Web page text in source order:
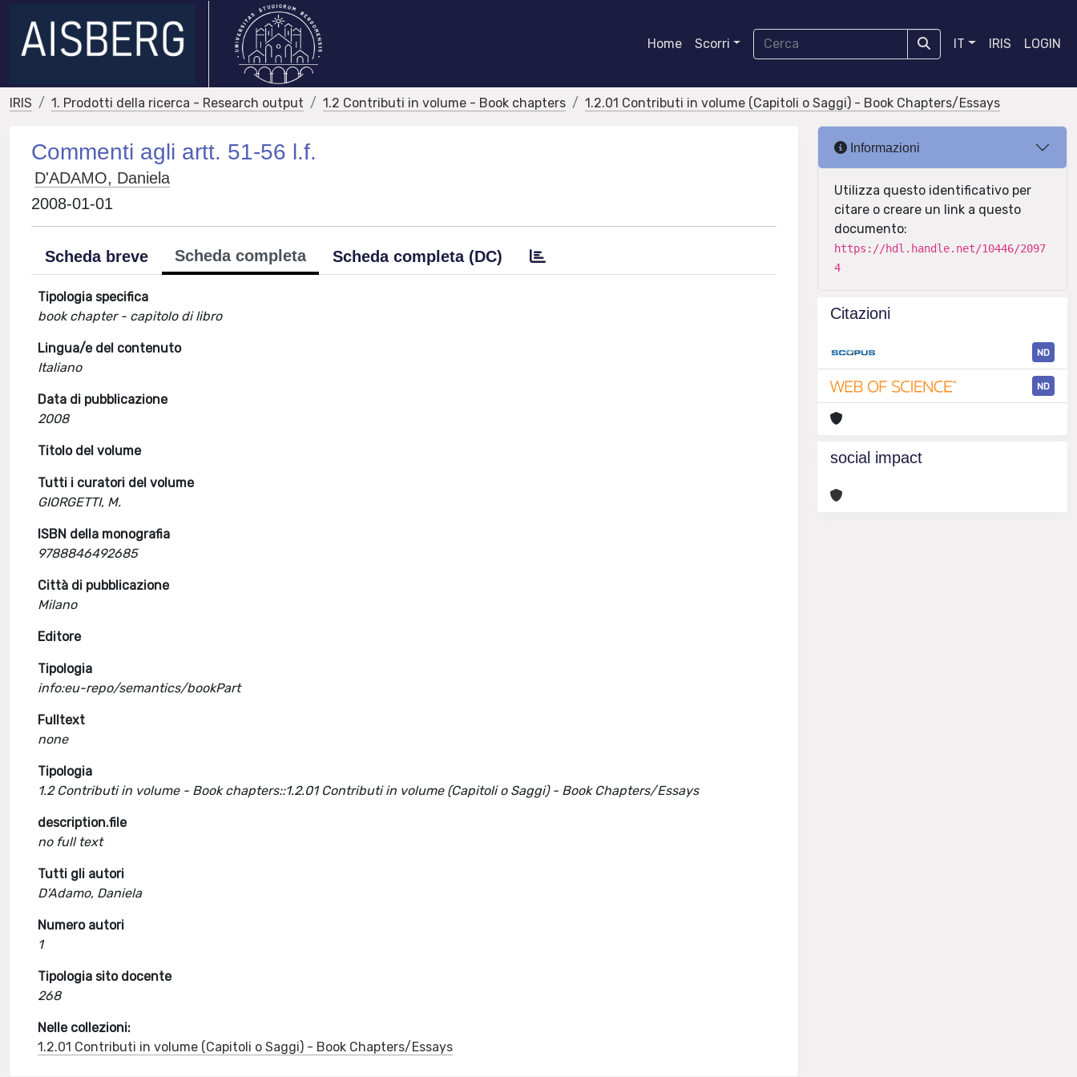
Home Scorri IT IRIS LOGIN
IRIS 1. Prodotti della ricerca - Research output 1.2 Contributi in volume - Book chapters 1.2.01 Contributi in volume (Capitoli o Saggi) - Book Chapters/Essays
Commenti agli artt. 51-56 l.f.
D'ADAMO, Daniela
2008-01-01
Scheda breve Scheda completa Scheda completa (DC)
Tipologia specifica
book chapter - capitolo di libro
Lingua/e del contenuto
Italiano
Data di pubblicazione
2008
Titolo del volume
Tutti i curatori del volume
GIORGETTI, M.
ISBN della monografia
9788846492685
Città di pubblicazione
Milano
Editore
Tipologia
info:eu-repo/semantics/bookPart
Fulltext
none
Tipologia
1.2 Contributi in volume - Book chapters::1.2.01 Contributi in volume (Capitoli o Saggi) - Book Chapters/Essays
description.file
no full text
Tutti gli autori
D'Adamo, Daniela
Numero autori
1
Tipologia sito docente
268
Nelle collezioni:
1.2.01 Contributi in volume (Capitoli o Saggi) - Book Chapters/Essays
Informazioni
Utilizza questo identificativo per
citare o creare un link a questo
documento:
https://hdl.handle.net/10446/2097
4
Citazioni
ND
ND
social impact